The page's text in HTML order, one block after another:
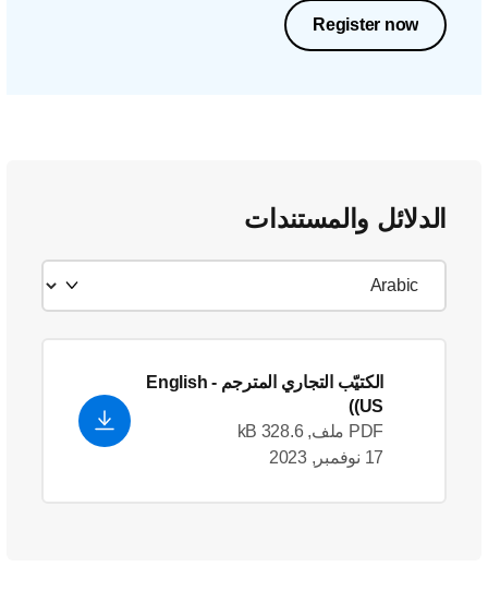
Register now
الدلائل والمستندات
الكتيّب التجاري المترجم
- English
(US)
PDF ملف, 328.6 kB
17 نوفمبر, 2023